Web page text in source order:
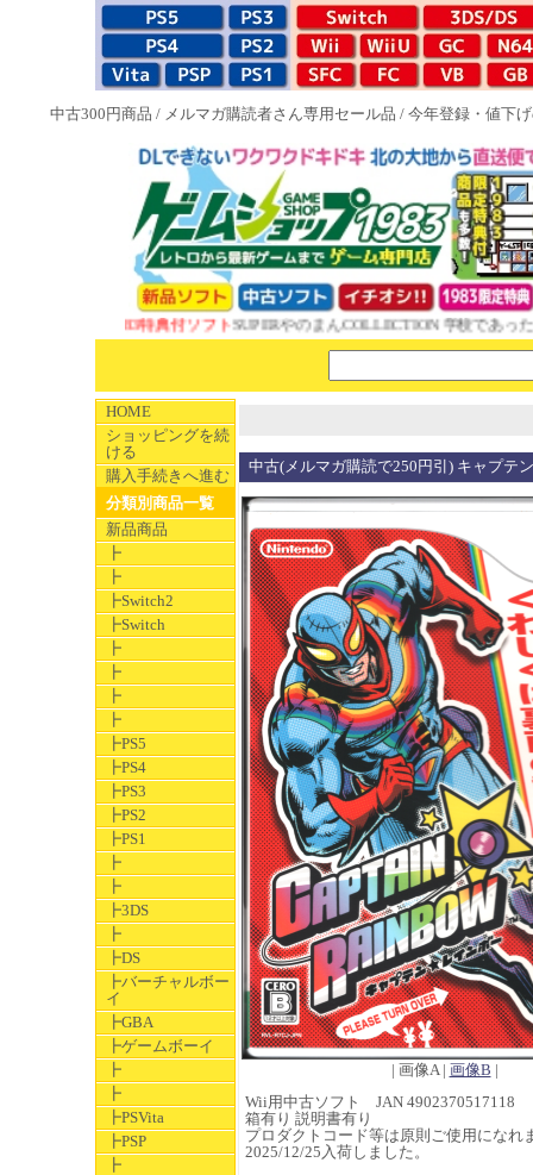
中古300円商品 / メルマガ購読者さん専用セール品 / 今年登録・値下
NEW 1983特典付ソフトSUPERやのまんCOLLECTION 学校であった怖い
HOME
ショッピングを続
ける
購入手続きへ進む
分類別商品一覧
新品商品
┣
┣
┣Switch2
┣Switch
┣
┣
┣
┣
┣PS5
┣PS4
┣PS3
┣PS2
┣PS1
┣
┣
┣3DS
┣
┣DS
┣バーチャルボー
イ
┣GBA
┣ゲームボーイ
┣
┣
┣PSVita
┣PSP
┣
中古(メルマガ購読で250円引) キャプテ
| 画像A | 画像B |
Wii用中古ソフト JAN 4902370517118
箱有り 説明書有り
プロダクトコード等は原則ご使用になれ
2025/12/25入荷しました。